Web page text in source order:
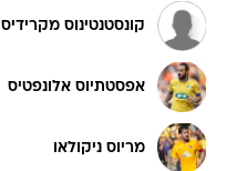
קונסטנטינוס מקרידיס
אפסטתיוס אלונפטיס
מריוס ניקולאו